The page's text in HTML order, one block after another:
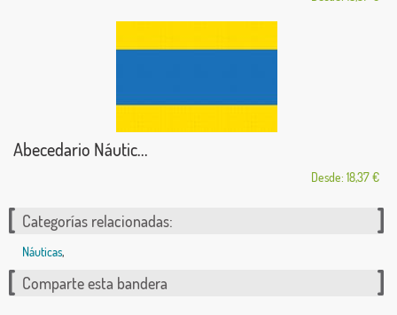
Abecedario Náutic...
Desde: 18,37 €
Categorías relacionadas:
Náuticas,
Comparte esta bandera